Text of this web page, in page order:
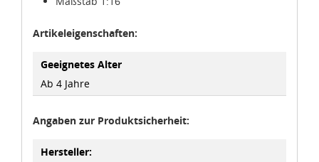
Artikeleigenschaften:
Geeignetes Alter
Ab 4 Jahre
Angaben zur Produktsicherheit:
Hersteller: